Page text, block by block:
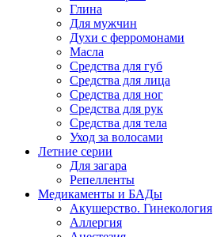
Глина
Для мужчин
Духи с ферромонами
Масла
Средства для губ
Средства для лица
Средства для ног
Средства для рук
Средства для тела
Уход за волосами
Летние серии
Для загара
Репелленты
Медикаменты и БАДы
Акушерство. Гинекология
Аллергия